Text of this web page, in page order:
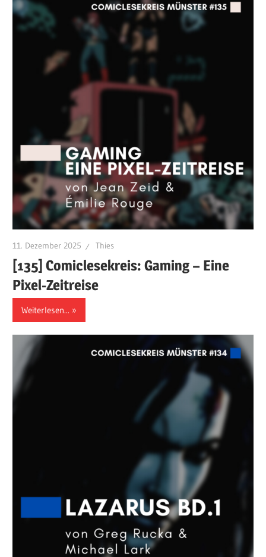
11. Dezember 2025 Thies
[135] Comiclesekreis: Gaming – Eine
Pixel-Zeitreise
Weiterlesen...